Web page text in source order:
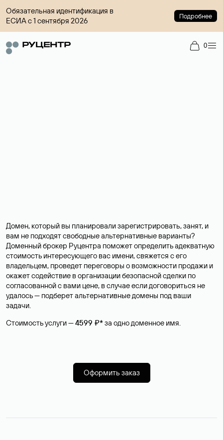
Обязательная идентификация в
ЕСИА с 1 сентября 2026
Подробнее
0
Домен, который вы планировали зарегистрировать, занят, и
вам не подходят свободные альтернативные варианты?
Доменный брокер Руцентра поможет определить адекватную
стоимость интересующего вас имени, свяжется с его
владельцем, проведет переговоры о возможности продажи и
окажет содействие в организации безопасной сделки по
согласованной с вами цене, в случае если договориться не
удалось — подберет альтернативные домены под ваши
задачи.
Стоимость услуги —4599 ₽*за одно доменное имя.
Оформить заказ